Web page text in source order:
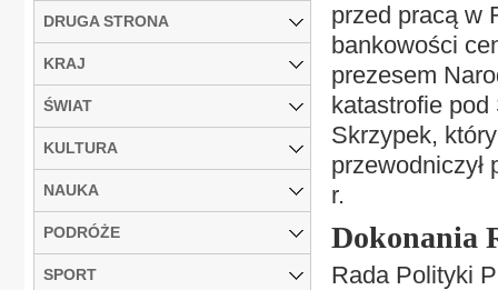
przed pracą w
bankowości
prezesem
katastrofie pod
Skrzypek,
r.
Dokonania
Rada Polityki
DRUGA STRONA
KRAJ
ŚWIAT
KULTURA
NAUKA
PODRÓŻE
SPORT